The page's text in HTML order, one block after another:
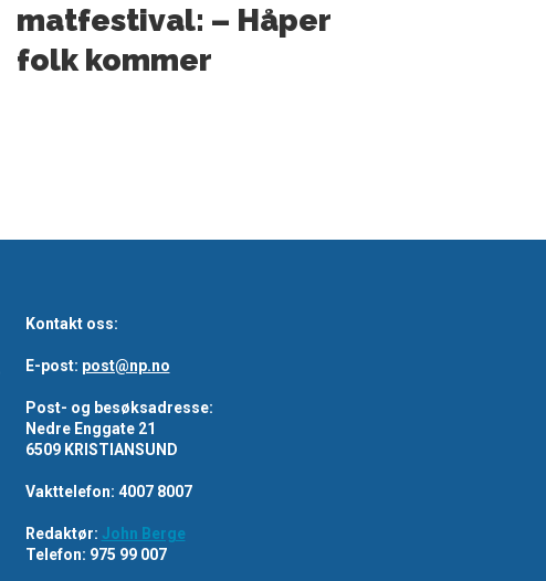
matfestival: – Håper
folk kommer
Kontakt oss:
E-post: post@np.no
Post- og besøksadresse:
Nedre Enggate 21
6509 KRISTIANSUND
Vakttelefon: 4007 8007
Redaktør: John Berge
Telefon: 975 99 007